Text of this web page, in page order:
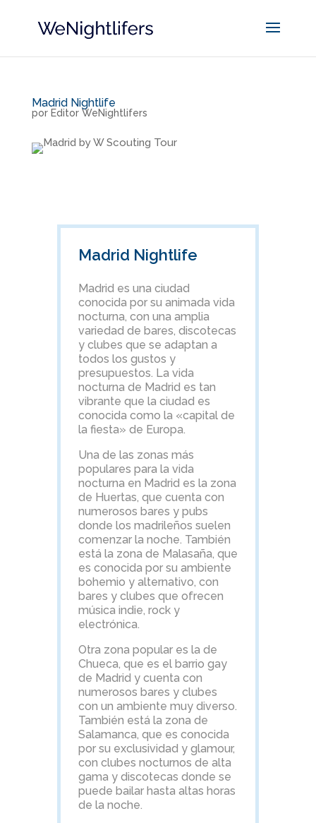
Madrid Nightlife
por Editor WeNightlifers
Madrid Nightlife
Madrid es una ciudad
conocida por su animada vida
nocturna, con una amplia
variedad de bares, discotecas
y clubes que se adaptan a
todos los gustos y
presupuestos. La vida
nocturna de Madrid es tan
vibrante que la ciudad es
conocida como la «capital de
la fiesta» de Europa.
Una de las zonas más
populares para la vida
nocturna en Madrid es la zona
de Huertas, que cuenta con
numerosos bares y pubs
donde los madrileños suelen
comenzar la noche. También
está la zona de Malasaña, que
es conocida por su ambiente
bohemio y alternativo, con
bares y clubes que ofrecen
música indie, rock y
electrónica.
Otra zona popular es la de
Chueca, que es el barrio gay
de Madrid y cuenta con
numerosos bares y clubes
con un ambiente muy diverso.
También está la zona de
Salamanca, que es conocida
por su exclusividad y glamour,
con clubes nocturnos de alta
gama y discotecas donde se
puede bailar hasta altas horas
de la noche.